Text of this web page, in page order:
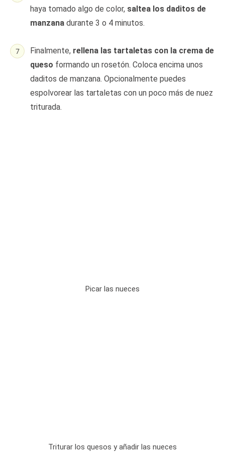
haya tomado algo de color, saltea los daditos de
manzana durante 3 o 4 minutos.
Finalmente, rellena las tartaletas con la crema de
queso formando un rosetón. Coloca encima unos
daditos de manzana. Opcionalmente puedes
espolvorear las tartaletas con un poco más de nuez
triturada.
Picar las nueces
Triturar los quesos y añadir las nueces